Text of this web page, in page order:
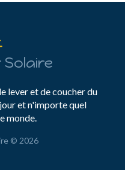
Solaire
lever et de coucher du
et n'importe quel
monde.
© 2026